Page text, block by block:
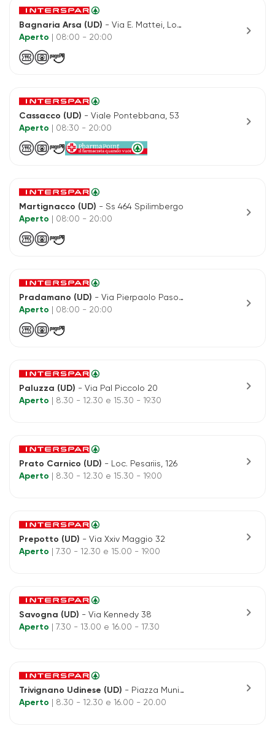
Bagnaria Arsa (UD) - Via E. Mattei, Loc Merlana
Aperto
| 08:00 - 20:00 chevron_right
Cassacco (UD) - Viale Pontebbana, 53
Aperto
| 08:30 - 20:00 chevron_right
Martignacco (UD) - Ss 464 Spilimbergo
Aperto
| 08:00 - 20:00 chevron_right
Pradamano (UD) - Via Pierpaolo Pasolini, Int. 4
Aperto
| 08:00 - 20:00 chevron_right
Paluzza (UD) - Via Pal Piccolo 20
Aperto
| 8.30 - 12.30 e 15.30 - 19.30
chevron_right
Prato Carnico (UD) - Loc. Pesariis, 126
Aperto
| 8.30 - 12.30 e 15.30 - 19.00
chevron_right
Prepotto (UD) - Via Xxiv Maggio 32
Aperto
| 7.30 - 12.30 e 15.00 - 19.00
chevron_right
Savogna (UD) - Via Kennedy 38
Aperto
| 7.30 - 13.00 e 16.00 - 17.30
chevron_right
Trivignano Udinese (UD) - Piazza Municipio 8
Aperto
| 8.30 - 12.30 e 16.00 - 20.00
chevron_right